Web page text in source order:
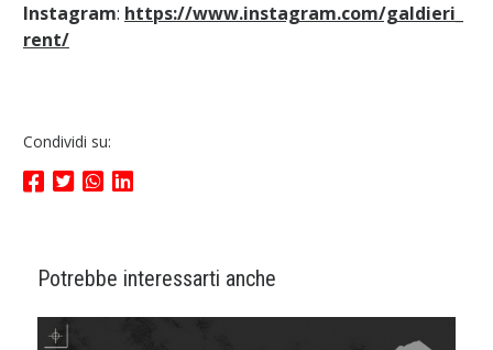
Instagram: https://www.instagram.com/galdieri_
rent/
Condividi su:
Potrebbe interessarti anche